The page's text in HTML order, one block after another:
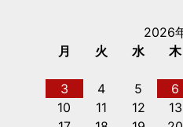
2026
月
火 水 木
3
4 5 6
10
11 12 13